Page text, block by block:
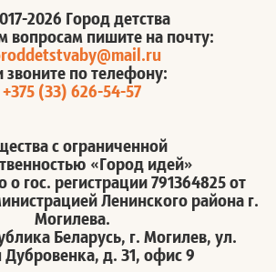
2026 Город детства
вопросам пишите на почту:
звоните по телефону:
+375 (33) 626-54-57
с ограниченной
«Город идей»
о гос. регистрации 791364825 от
Ленинского района г.
Могилева.
Беларусь, г. Могилев, ул.
Дубровенка, д. 31, офис 9